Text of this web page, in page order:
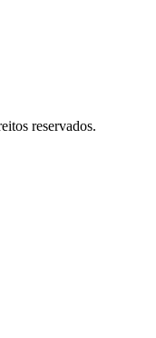
reservados.